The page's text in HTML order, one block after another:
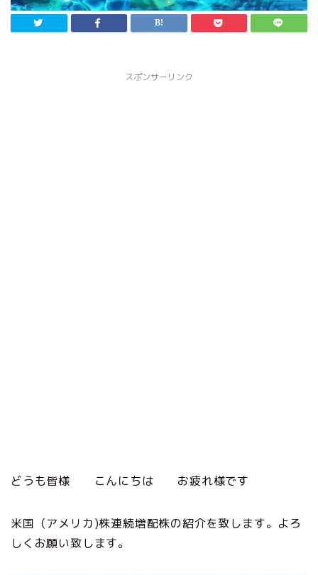
スポンサーリンク
どうも皆様 こんにちは お疲れ様です
米国（アメリカ)株連続増配株の紹介を致します。よろ
しくお願い致します。